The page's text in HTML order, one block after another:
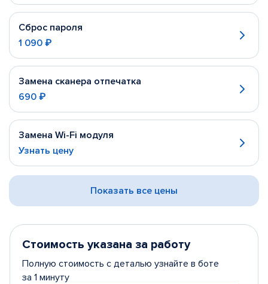
Сброс пароля
1 090 ₽
Замена сканера отпечатка
690 ₽
Замена Wi-Fi модуля
Узнать цену
Показать все цены
Стоимость указана за работу
Полную стоимость с деталью узнайте в боте
за 1 минуту